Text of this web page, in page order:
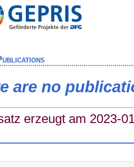
are no
erzeugt am 2023-